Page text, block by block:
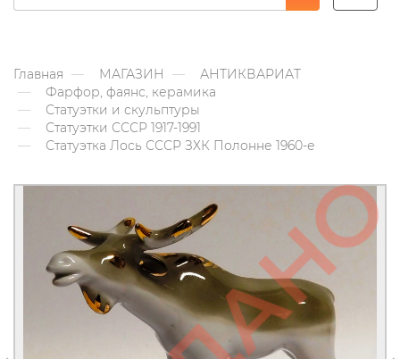
Главная МАГАЗИН
АНТИКВАРИАТ
Фарфор, фаянс, керамика
Статуэтки и скульптуры
Статуэтки СССР 1917-1991
Статуэтка Лось СССР ЗХК Полонне 1960-е